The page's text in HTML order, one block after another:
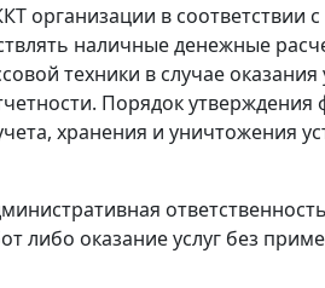
организации в
наличные денежные
техники в случае
Порядокутверждения
хранения и уничтожения
либо оказание услуг без